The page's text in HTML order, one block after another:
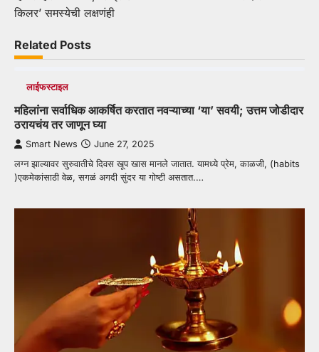
किलर’ समस्येची लक्षणंही
Related Posts
लाईफस्टाइल
महिलांना सर्वाधिक आकर्षित करतात नवऱ्याच्या ‘या’ सवयी; उत्तम जोडीदार
ठरायचंय तर जाणून घ्या
Smart News June 27, 2025
लग्न झाल्यावर सुरुवातीचे दिवस खूप खास मानले जातात. यामध्ये प्रेम, काळजी, (habits
)एकमेकांसाठी वेळ, सगळं अगदी सुंदर या गोष्टी असतात.…